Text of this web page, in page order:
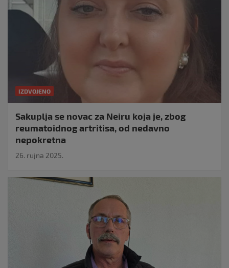
IZDVOJENO
Sakuplja se novac za Neiru koja je, zbog
reumatoidnog artritisa, od nedavno
nepokretna
26. rujna 2025.